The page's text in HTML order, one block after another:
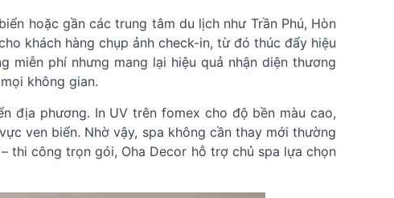
hoặc gần các trung tâm du lịch như Trần Phú, Hòn
khách hàng chụp ảnh check-in, từ đó thúc đẩy hiệu
miễn phí nhưng mang lại hiệu quả nhận diện thương
không gian.
địa phương. In UV trên fomex cho độ bền màu cao,
ven biển. Nhờ vậy, spa không cần thay mới thường
thi công trọn gói, Oha Decor hỗ trợ chủ spa lựa chọn